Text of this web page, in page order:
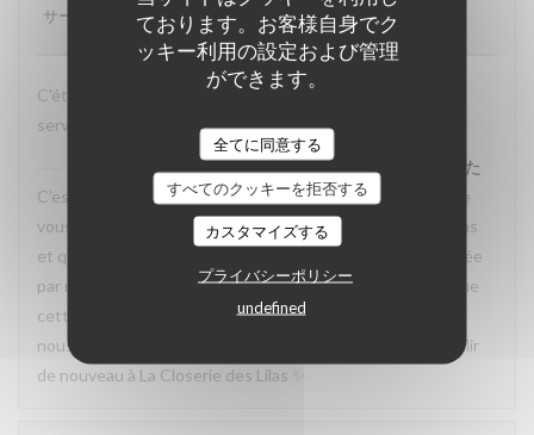
ております。お客様自身でク
ッキー利用の設定および管理
ができます。
全てに同意する
すべてのクッキーを拒否する
カスタマイズする
プライバシーポリシー
undefined
サービス /5 雰囲気 5 /5 メニュー:5/5 品質-価格
C'était très bien passé et mes amis sont ravis d'avoir les
services attentionnés et les plats savoureux.
La Closerie des Lilasはこのレビューに返信しました
C’est un plaisir de lire votre retour. Nous sommes ravis que
vous ayez passé un agréable moment à La Closerie des Lilas
et que vos amis aient également apprécié l’attention portée
par notre équipe ainsi que la qualité de la cuisine. Savoir que
cette expérience a contribué à la réussite de votre repas
nous fait très plaisir. Nous serons heureux de vous accueillir
de nouveau à La Closerie des Lilas ✨